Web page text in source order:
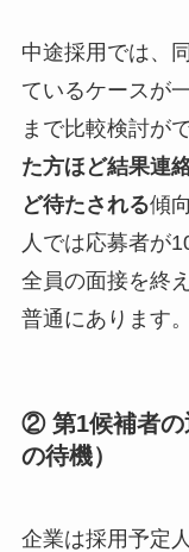
中途採用では、
ているケースが
まで比較検討が
た方ほど結果連
ど待たされる傾
人では応募者が
全員の面接を終
普通にあります。
② 第1候補者の
の待機）
企業は採用予定